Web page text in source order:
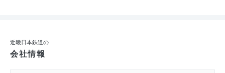
近畿日本鉄道の
会社情報